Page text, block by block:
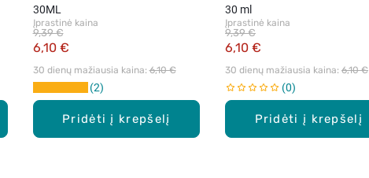
Pridėti į krepšelį
30ML
Įprastinė kaina
6,10 €
9,39 €
30 dienų mažiausia kaina: 6,10 €
2
Pridėti į krepšelį
30 ml
Įprastinė kaina
6,10 €
9,39 €
30 dienų mažiausia kaina: 6,10 €
0